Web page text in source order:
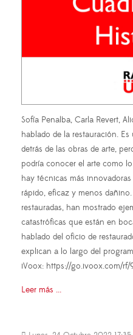
Sofía Penalba, Carla Revert,
hablado de la restauración.
detrás de las obras de arte,
podría conocer el arte como
hay técnicas más
rápido, eficaz y menos
restauradas, han mostrado
catastróficas que están en
hablado del oficio de
explican a lo largo del
iVoox: https://go.ivoox.com/rf/
Leer más ...